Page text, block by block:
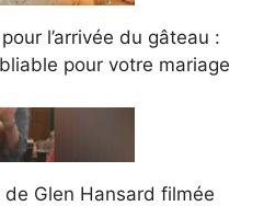
l’arrivée du gâteau :
pour votre mariage
Glen Hansard filmée